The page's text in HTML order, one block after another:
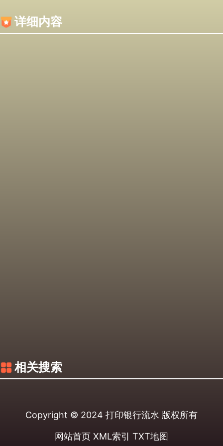
详细内容
相关搜索
Copyright © 2024 打印银行流水 版权所有
网站首页 XML索引 TXT地图